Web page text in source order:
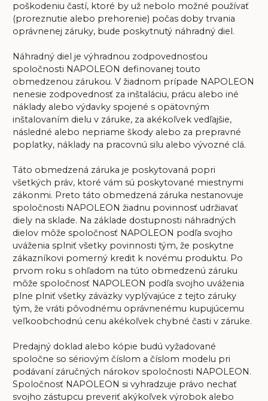
poškodeniu častí, ktoré by už nebolo možné používať
(proreznutie alebo prehorenie) počas doby trvania
oprávnenej záruky, bude poskytnutý náhradný diel.
Náhradný diel je výhradnou zodpovednosťou
spoločnosti NAPOLEON definovanej touto
obmedzenou zárukou. V žiadnom prípade NAPOLEON
nenesie zodpovednosť za inštaláciu, prácu alebo iné
náklady alebo výdavky spojené s opätovným
inštalovaním dielu v záruke, za akékoľvek vedľajšie,
následné alebo nepriame škody alebo za prepravné
poplatky, náklady na pracovnú silu alebo vývozné clá.
Táto obmedzená záruka je poskytovaná popri
všetkých práv, ktoré vám sú poskytované miestnymi
zákonmi. Preto táto obmedzená záruka nestanovuje
spoločnosti NAPOLEON žiadnu povinnosť udržiavať
diely na sklade. Na základe dostupnosti náhradných
dielov môže spoločnosť NAPOLEON podľa svojho
uváženia splniť všetky povinnosti tým, že poskytne
zákazníkovi pomerný kredit k novému produktu. Po
prvom roku s ohľadom na túto obmedzenú záruku
môže spoločnosť NAPOLEON podľa svojho uváženia
plne plniť všetky záväzky vyplývajúce z tejto záruky
tým, že vráti pôvodnému oprávnenému kupujúcemu
veľkoobchodnú cenu akékoľvek chybné časti v záruke.
Predajný doklad alebo kópie budú vyžadované
spoločne so sériovým číslom a číslom modelu pri
podávaní záručných nárokov spoločnosti NAPOLEON.
Spoločnosť NAPOLEON si vyhradzuje právo nechať
svojho zástupcu preveriť akýkoľvek výrobok alebo